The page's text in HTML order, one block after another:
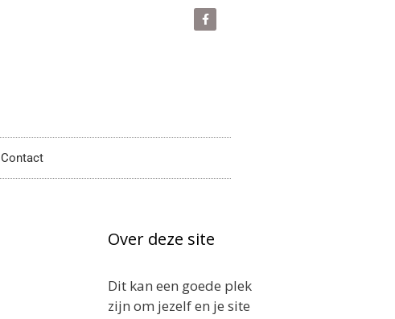
Contact
Over deze site
Dit kan een goede plek
zijn om jezelf en je site